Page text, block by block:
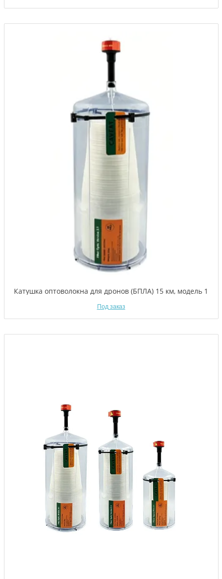
Катушка оптоволокна для дронов (БПЛА) 15 км, модель 1
Под заказ